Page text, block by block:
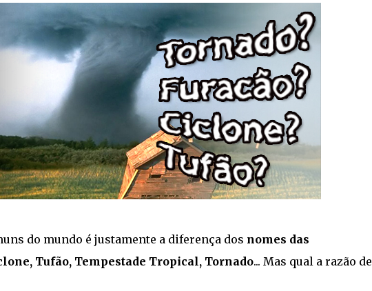
do mundo é justamente a diferença dos nomes das
Tufão, Tempestade Tropical, Tornado... Mas qual a razão de